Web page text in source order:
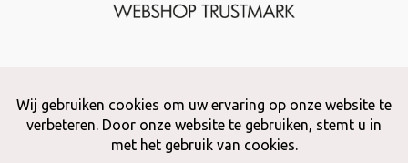
Copyright © 2026 Snuffelstore
Adax BV - 0032 (0)50 66 56 51 -info@snuffelstore.be